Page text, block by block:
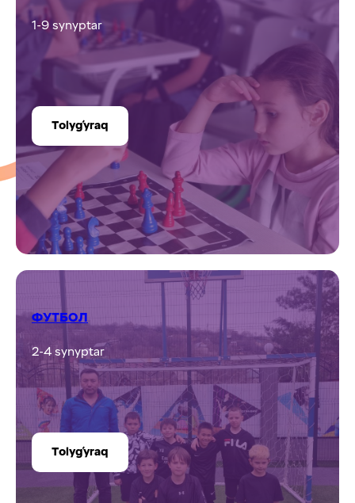
1-9 synyptar
Tolyǵyraq
ФУТБОЛ
2-4 synyptar
Tolyǵyraq